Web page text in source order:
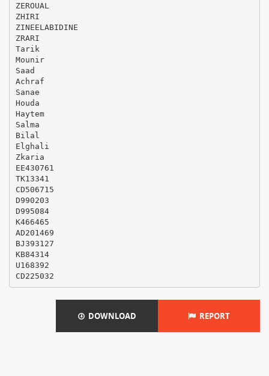
ZEROUAL
ZHIRI
ZINEELABIDINE
ZRARI
Tarik
Mounir
Saad
Achraf
Sanae
Houda
Haytem
Salma
Bilal
Elghali
Zkaria
EE430761
TK13341
CD506715
D990203
D995084
K466465
AD201469
BJ393127
KB84314
U168392
DOWNLOAD REPORT